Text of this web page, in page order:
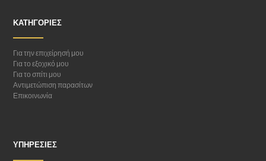
ΚΑΤΗΓΟΡΊΕΣ
Για την επιχείρησή μου
Για το εξοχικό μου
Για το σπίτι μου
Αντιμετώπιση παρασίτων
Επικοινωνία
ΥΠΗΡΕΣΊΕΣ